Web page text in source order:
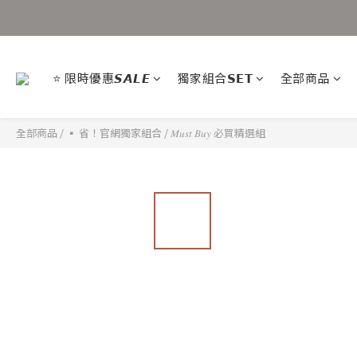
⭐ 限時優惠𝙎𝘼𝙇𝙀 獨家組合𝗦𝗘𝗧 全部商品
全部商品 / ▪ 省！官網獨家組合 /𝑀𝑢𝑠𝑡 𝐵𝑢𝑦 必買精選組